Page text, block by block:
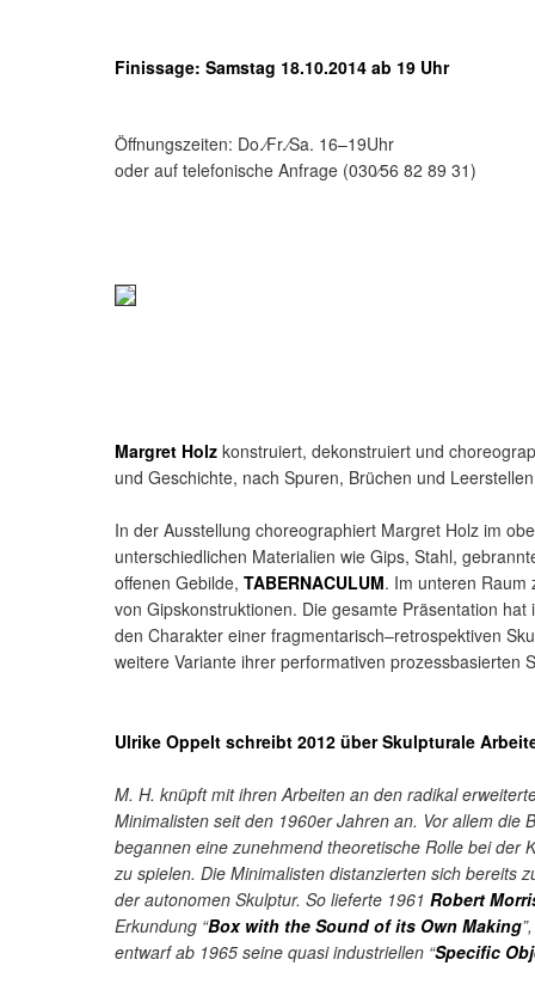
Finissage: Samstag 18.10.2014 ab 19 Uhr
Öffnungszeiten: Do.⁄Fr.⁄Sa. 16–19Uhr
oder auf telefonische Anfrage (030⁄56 82 89 31)
Margret Holz konstruiert, dekonstruiert und
und Geschichte, nach Spuren, Brüchen und
In der Ausstellung choreographiert Margret Holz im
unterschiedlichen Materialien wie Gips, Stahl,
offenen Gebilde, TABERNACULUM. Im unteren Raum
von Gipskonstruktionen. Die gesamte Präsentation
den Charakter einer fragmentarisch–retrospektiven
weitere Variante ihrer performativen prozessbasierten
Ulrike Oppelt schreibt 2012 über Skulpturale
M. H. knüpft mit ihren Arbeiten an den radikal
Minimalisten seit den 1960er Jahren an. Vor allem die
begannen eine zunehmend theoretische Rolle bei der
zu spielen. Die Minimalisten distanzierten sich bereits
der autonomen Skulptur. So lieferte 1961 Robert
Erkundung “Box with the Sound of its Own Making
entwarf ab 1965 seine quasi industriellen “Specific